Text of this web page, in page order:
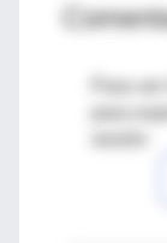
Para